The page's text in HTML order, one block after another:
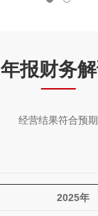
年报财务
经营结果符合预期
2025年